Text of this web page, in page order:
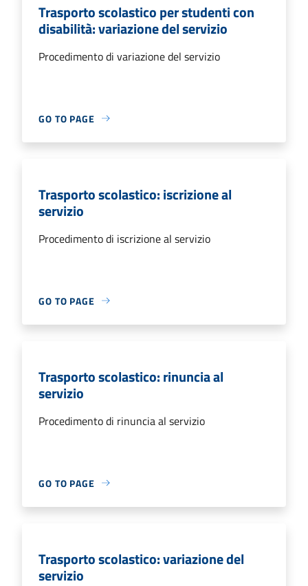
Trasporto scolastico per studenti con
disabilità: variazione del servizio
Procedimento di variazione del servizio
GO TO PAGE
Trasporto scolastico: iscrizione al
servizio
Procedimento di iscrizione al servizio
GO TO PAGE
Trasporto scolastico: rinuncia al
servizio
Procedimento di rinuncia al servizio
GO TO PAGE
Trasporto scolastico: variazione del
servizio